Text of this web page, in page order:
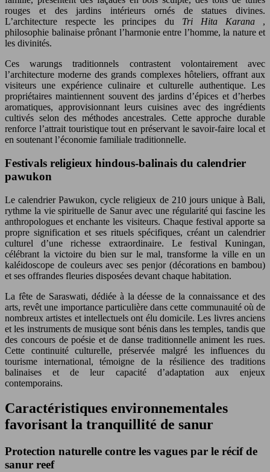
rouges et des jardins intérieurs ornés de statues divines.
L’architecture respecte les principes du Tri Hita Karana ,
philosophie balinaise prônant l’harmonie entre l’homme, la nature et
les divinités.
Ces warungs traditionnels contrastent volontairement avec
l’architecture moderne des grands complexes hôteliers, offrant aux
visiteurs une expérience culinaire et culturelle authentique. Les
propriétaires maintiennent souvent des jardins d’épices et d’herbes
aromatiques, approvisionnant leurs cuisines avec des ingrédients
cultivés selon des méthodes ancestrales. Cette approche durable
renforce l’attrait touristique tout en préservant le savoir-faire local et
en soutenant l’économie familiale traditionnelle.
Festivals religieux hindous-balinais du calendrier
pawukon
Le calendrier Pawukon, cycle religieux de 210 jours unique à Bali,
rythme la vie spirituelle de Sanur avec une régularité qui fascine les
anthropologues et enchante les visiteurs. Chaque festival apporte sa
propre signification et ses rituels spécifiques, créant un calendrier
culturel d’une richesse extraordinaire. Le festival Kuningan,
célébrant la victoire du bien sur le mal, transforme la ville en un
kaléidoscope de couleurs avec ses penjor (décorations en bambou)
et ses offrandes fleuries disposées devant chaque habitation.
La fête de Saraswati, dédiée à la déesse de la connaissance et des
arts, revêt une importance particulière dans cette communauité où de
nombreux artistes et intellectuels ont élu domicile. Les livres anciens
et les instruments de musique sont bénis dans les temples, tandis que
des concours de poésie et de danse traditionnelle animent les rues.
Cette continuité culturelle, préservée malgré les influences du
tourisme international, témoigne de la résilience des traditions
balinaises et de leur capacité d’adaptation aux enjeux
contemporains.
Caractéristiques environnementales
favorisant la tranquillité de sanur
Protection naturelle contre les vagues par le récif de
sanur reef